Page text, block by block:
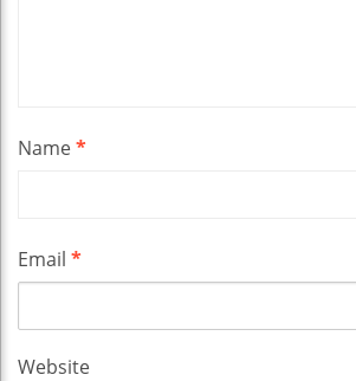
Name*
Email *
Website